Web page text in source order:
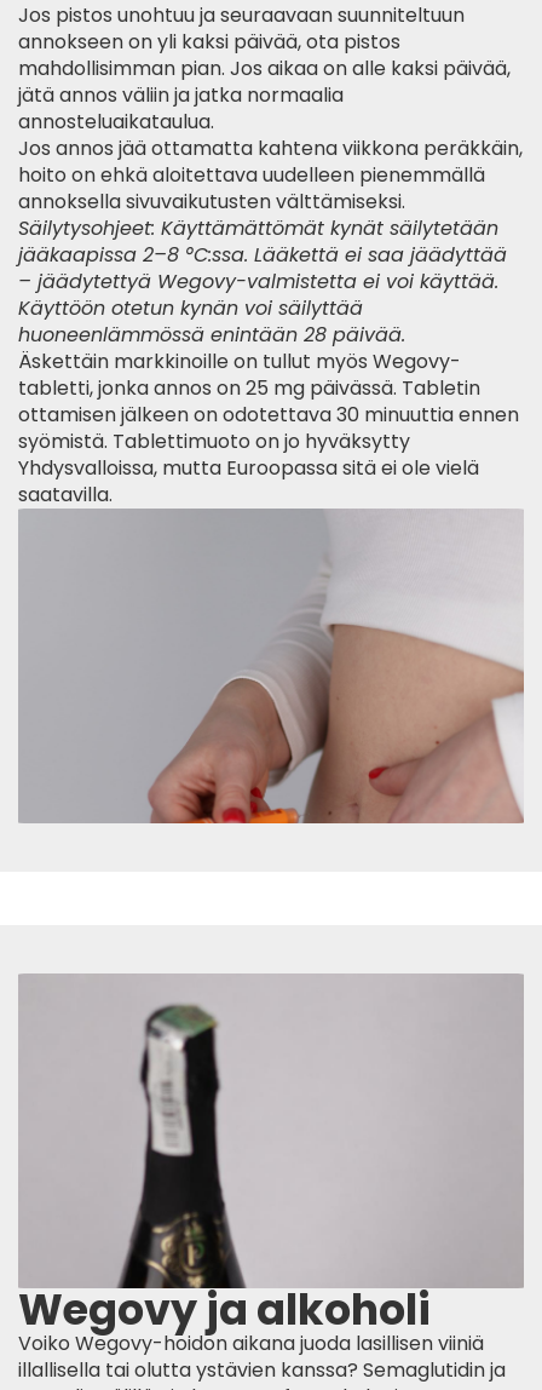
Jos pistos unohtuu ja seuraavaan suunniteltuun
annokseen on yli kaksi päivää, ota pistos
mahdollisimman pian. Jos aikaa on alle kaksi päivää,
jätä annos väliin ja jatka normaalia
annosteluaikataulua.
Jos annos jää ottamatta kahtena viikkona peräkkäin,
hoito on ehkä aloitettava uudelleen pienemmällä
annoksella sivuvaikutusten välttämiseksi.
Säilytysohjeet: Käyttämättömät kynät säilytetään
jääkaapissa 2–8 °C:ssa. Lääkettä ei saa jäädyttää
– jäädytettyä Wegovy-valmistetta ei voi käyttää.
Käyttöön otetun kynän voi säilyttää
huoneenlämmössä enintään 28 päivää.
Äskettäin markkinoille on tullut myös Wegovy-
tabletti, jonka annos on 25 mg päivässä. Tabletin
ottamisen jälkeen on odotettava 30 minuuttia ennen
syömistä. Tablettimuoto on jo hyväksytty
Yhdysvalloissa, mutta Euroopassa sitä ei ole vielä
saatavilla.
Wegovy ja alkoholi
Voiko Wegovy-hoidon aikana juoda lasillisen viiniä
illallisella tai olutta ystävien kanssa? Semaglutidin ja